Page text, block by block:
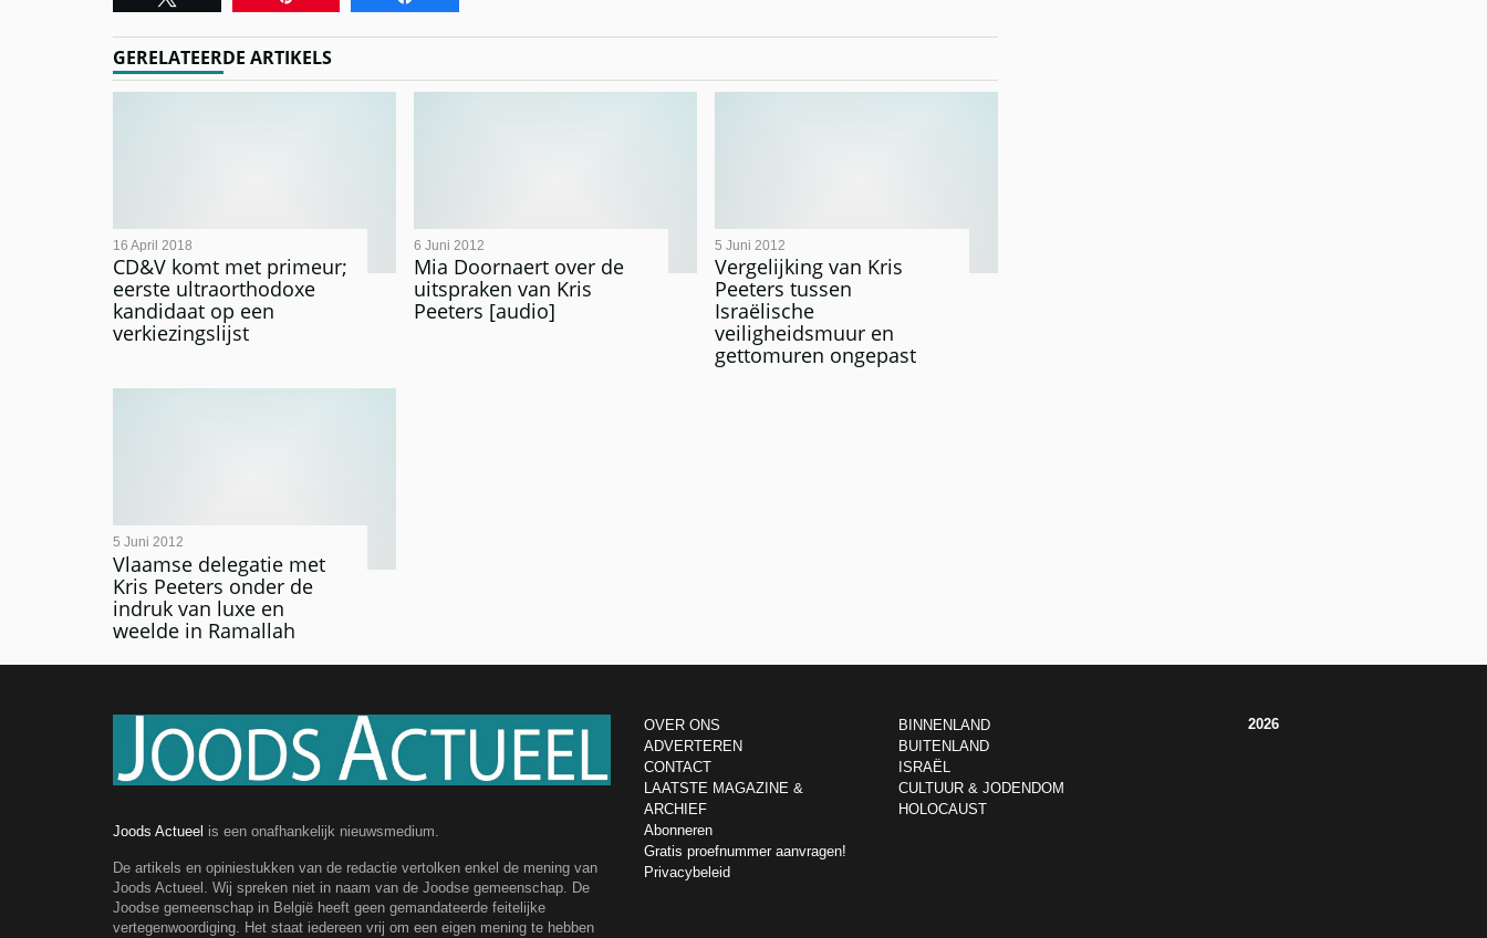
GERELATEERDE ARTIKELS
CD&V komt met primeur;
eerste ultraorthodoxe
kandidaat op een
verkiezingslijst
16 April 2018
Mia Doornaert over de
uitspraken van Kris
Peeters [audio]
6 Juni 2012
Vergelijking van Kris
Peeters tussen
Israëlische
veiligheidsmuur en
gettomuren ongepast
5 Juni 2012
Vlaamse delegatie met
Kris Peeters onder de
indruk van luxe en
weelde in Ramallah
5 Juni 2012
Joods Actueel is een onafhankelijk nieuwsmedium.
De artikels en opiniestukken van de redactie vertolken enkel de mening van
Joods Actueel. Wij spreken niet in naam van de Joodse gemeenschap. De
Joodse gemeenschap in België heeft geen gemandateerde feitelijke
vertegenwoordiging. Het staat iedereen vrij om een eigen mening te hebben
OVER ONS
ADVERTEREN
CONTACT
LAATSTE MAGAZINE &
ARCHIEF
Abonneren
Gratis proefnummer aanvragen!
Privacybeleid
BINNENLAND
BUITENLAND
ISRAËL
CULTUUR & JODENDOM
HOLOCAUST
2026